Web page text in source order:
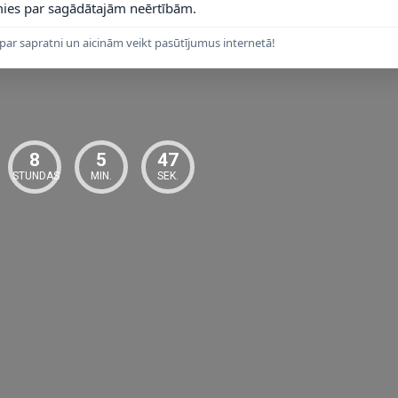
darbību, izvēlieties saderīgu LED spuldzi atbilstoši
par sagādātajām neērtībām.
sapratni un aicinām veikt pasūtījumus internetā!
8
STUNDAS
5
MIN.
46
SEK.